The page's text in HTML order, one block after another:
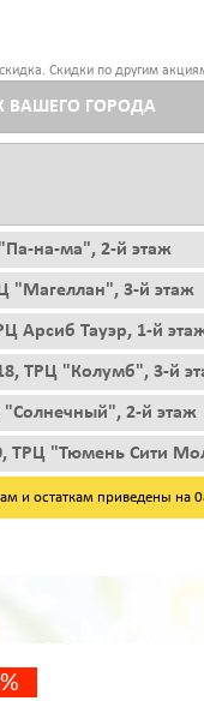
Скидки по другим
ВАШЕГО ГОРОДА
на-ма", 2-й этаж
"Магеллан", 3-й этаж
Арсиб Тауэр, 1-й
ТРЦ "Колумб", 3-й
2-й этаж
ТРЦ "Тюмень Сити
остаткам приведены на